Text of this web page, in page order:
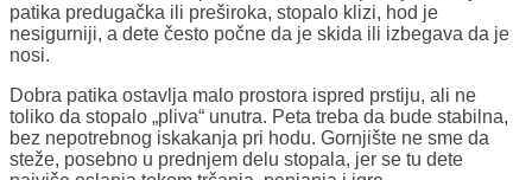
patika predugačka ili preširoka, stopalo klizi, hod je
nesigurniji, a dete često počne da je skida ili izbegava da je
nosi.
Dobra patika ostavlja malo prostora ispred prstiju, ali ne
toliko da stopalo „pliva“ unutra. Peta treba da bude stabilna,
bez nepotrebnog iskakanja pri hodu. Gornjište ne sme da
steže, posebno u prednjem delu stopala, jer se tu dete